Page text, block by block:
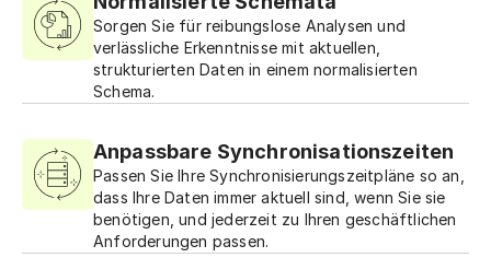
Sorgen Sie für reibungslose Analysen und
verlässliche Erkenntnisse mit aktuellen,
strukturierten Daten in einem normalisierten
Schema.
Anpassbare Synchronisationszeiten
Passen Sie Ihre Synchronisierungszeitpläne so an,
dass Ihre Daten immer aktuell sind, wenn Sie sie
benötigen, und jederzeit zu Ihren geschäftlichen
Anforderungen passen.